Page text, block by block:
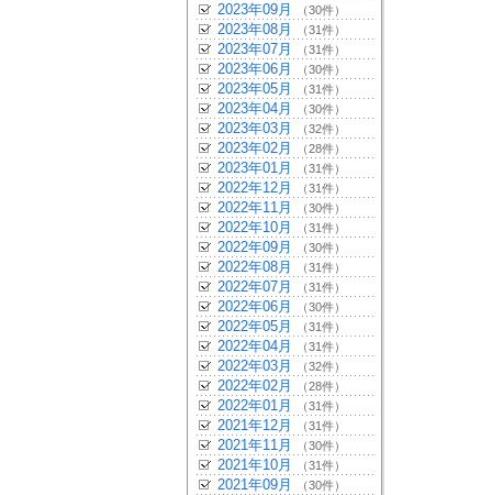
2023年09月 （30件）
2023年08月 （31件）
2023年07月 （31件）
2023年06月 （30件）
2023年05月 （31件）
2023年04月 （30件）
2023年03月 （32件）
2023年02月 （28件）
2023年01月 （31件）
2022年12月 （31件）
2022年11月 （30件）
2022年10月 （31件）
2022年09月 （30件）
2022年08月 （31件）
2022年07月 （31件）
2022年06月 （30件）
2022年05月 （31件）
2022年04月 （31件）
2022年03月 （32件）
2022年02月 （28件）
2022年01月 （31件）
2021年12月 （31件）
2021年11月 （30件）
2021年10月 （31件）
2021年09月 （30件）